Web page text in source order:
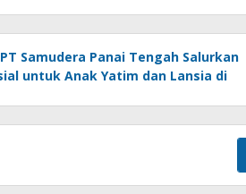
PT Samudera Panai Tengah Salurkan
untuk Anak Yatim dan Lansia di